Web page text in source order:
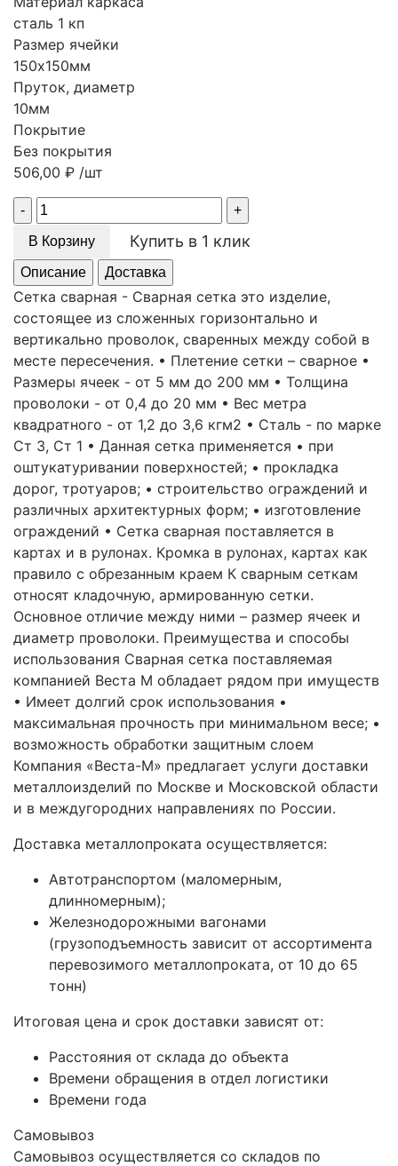
сталь 1 кп
Размер ячейки
150х150мм
Пруток, диаметр
10мм
Покрытие
Без покрытия
506,00 ₽ /шт
Quantity
В Корзину Купить в 1 клик
Описание Доставка
Сетка сварная - Сварная сетка это изделие,
состоящее из сложенных горизонтально и
вертикально проволок, сваренных между собой в
месте пересечения. • Плетение сетки – сварное •
Размеры ячеек - от 5 мм до 200 мм • Толщина
проволоки - от 0,4 до 20 мм • Вес метра
квадратного - от 1,2 до 3,6 кгм2 • Сталь - по марке
Ст 3, Ст 1 • Данная сетка применяется • при
оштукатуривании поверхностей; • прокладка
дорог, тротуаров; • строительство ограждений и
различных архитектурных форм; • изготовление
ограждений • Сетка сварная поставляется в
картах и в рулонах. Кромка в рулонах, картах как
правило с обрезанным краем К сварным сеткам
относят кладочную, армированную сетки.
Основное отличие между ними – размер ячеек и
диаметр проволоки. Преимущества и способы
использования Сварная сетка поставляемая
компанией Веста М обладает рядом при имуществ
• Имеет долгий срок использования •
максимальная прочность при минимальном весе; •
возможность обработки защитным слоем
Компания «Веста-М» предлагает услуги доставки
металлоизделий по Москве и Московской области
и в междугородних направлениях по России.
Доставка металлопроката осуществляется:
Автотранспортом (маломерным,
длинномерным);
Железнодорожными вагонами
(грузоподъемность зависит от ассортимента
перевозимого металлопроката, от 10 до 65
тонн)
Итоговая цена и срок доставки зависят от:
Расстояния от склада до объекта
Времени обращения в отдел логистики
Времени года
Самовывоз
Самовывоз осуществляется со складов по